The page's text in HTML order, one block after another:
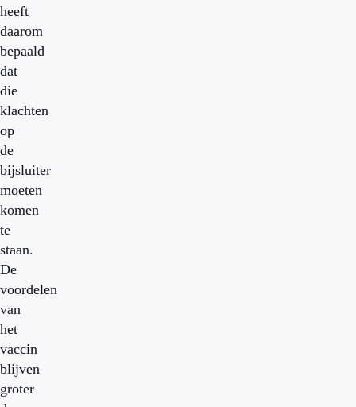
heeft
daarom
bepaald
dat
die
klachten
op
de
bijsluiter
moeten
komen
te
staan.
De
voordelen
van
het
vaccin
blijven
groter